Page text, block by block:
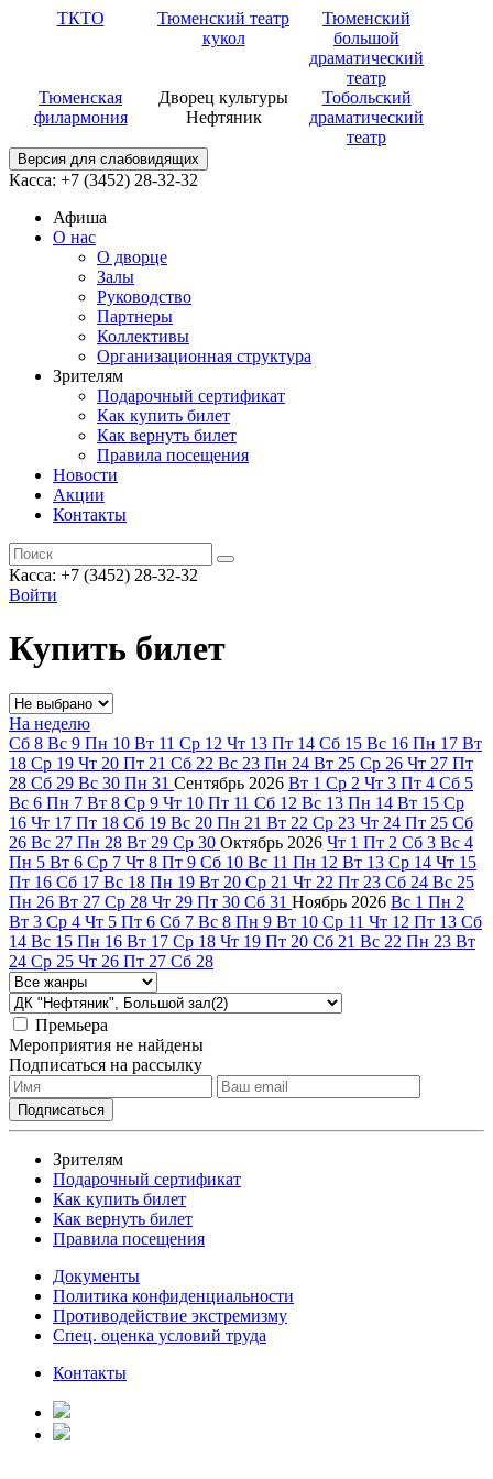
ТКТО
Тюменский театр
кукол
Тюменский
большой
драматический
театр
Тюменская
филармония
Дворец культуры
Нефтяник
Тобольский
драматический
театр
Версия для слабовидящих
Касса: +7 (3452) 28-32-32
Афиша
О нас
О дворце
Залы
Руководство
Партнеры
Коллективы
Организационная структура
Зрителям
Подарочный сертификат
Как купить билет
Как вернуть билет
Правила посещения
Новости
Акции
Контакты
Касса: +7 (3452) 28-32-32
Войти
Купить билет
На неделю
Сб 8 Вс 9 Пн 10 Вт 11 Ср 12 Чт 13 Пт 14 Сб 15 Вс 16 Пн 17 Вт
18 Ср 19 Чт 20 Пт 21 Сб 22 Вс 23 Пн 24 Вт 25 Ср 26 Чт 27 Пт
28 Сб 29 Вс 30 Пн 31 Сентябрь 2026 Вт 1 Ср 2 Чт 3 Пт 4 Сб 5
Вс 6 Пн 7 Вт 8 Ср 9 Чт 10 Пт 11 Сб 12 Вс 13 Пн 14 Вт 15 Ср
16 Чт 17 Пт 18 Сб 19 Вс 20 Пн 21 Вт 22 Ср 23 Чт 24 Пт 25 Сб
26 Вс 27 Пн 28 Вт 29 Ср 30 Октябрь 2026 Чт 1 Пт 2 Сб 3 Вс 4
Пн 5 Вт 6 Ср 7 Чт 8 Пт 9 Сб 10 Вс 11 Пн 12 Вт 13 Ср 14 Чт 15
Пт 16 Сб 17 Вс 18 Пн 19 Вт 20 Ср 21 Чт 22 Пт 23 Сб 24 Вс 25
Пн 26 Вт 27 Ср 28 Чт 29 Пт 30 Сб 31 Ноябрь 2026 Вс 1 Пн 2
Вт 3 Ср 4 Чт 5 Пт 6 Сб 7 Вс 8 Пн 9 Вт 10 Ср 11 Чт 12 Пт 13 Сб
14 Вс 15 Пн 16 Вт 17 Ср 18 Чт 19 Пт 20 Сб 21 Вс 22 Пн 23 Вт
24 Ср 25 Чт 26 Пт 27 Сб 28
Премьера
Мероприятия не найдены
Подписаться на рассылку
Зрителям
Подарочный сертификат
Как купить билет
Как вернуть билет
Правила посещения
Документы
Политика конфиденциальности
Противодействие экстремизму
Спец. оценка условий труда
Контакты